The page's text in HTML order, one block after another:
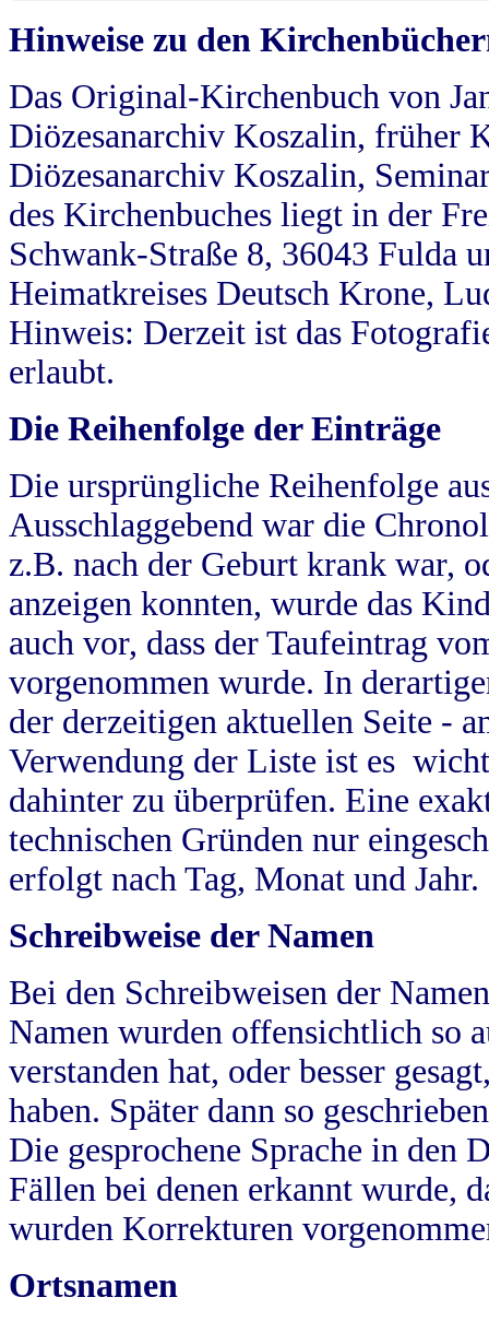
Hinweise zu den
Das Original-Kirchenbuch von
Diözesanarchiv Koszalin, früher
Diözesanarchiv Koszalin,
des Kirchenbuches liegt in der
Schwank-Straße 8, 36043 Fulda
Heimatkreises Deutsch Krone,
Hinweis: Derzeit ist das
erlaubt.
Die Reihenfolge der Einträge
Die ursprüngliche Reihenfolge
Ausschlaggebend war die
z.B. nach der Geburt krank war,
anzeigen konnten, wurde das
auch vor, dass der Taufeintrag
vorgenommen wurde. In
der derzeitigen aktuellen Seite -
Verwendung der Liste ist es
dahinter zu überprüfen. Eine
technischen Gründen nur
erfolgt nach Tag, Monat und Jahr.
Schreibweise der Namen
Bei den Schreibweisen der
Namen wurden offensichtlich so
verstanden hat, oder besser
haben. Später dann so
Die gesprochene Sprache in
Fällen bei denen erkannt wurde,
wurden Korrekturen
Ortsnamen